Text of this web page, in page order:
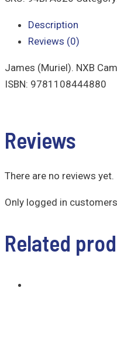
Description
Reviews (0)
James (Muriel). NXB
ISBN: 9781108444880
Reviews
There are no reviews yet.
Only logged in
Related